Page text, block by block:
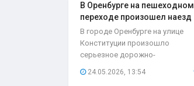
В Оренбурге на пешеходном
переходе произошел наезд
на..
В городе Оренбурге на улице
Конституции произошло
серьезное дорожно-
транспортное происшествие,
24.05.2026, 13:54